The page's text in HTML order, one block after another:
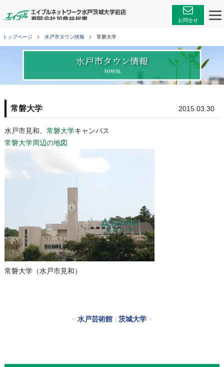
エイブルネットワーク
お問合せ
トップページ 水戸市タウン情報 常磐大学
水戸市タウン情報
town
常磐大学 2015.03.30
水戸市見和、 常磐大学キャンパス
常磐大学周辺の地図
常磐大学（水戸市見和）
« 水戸芸術館| 茨城大学»